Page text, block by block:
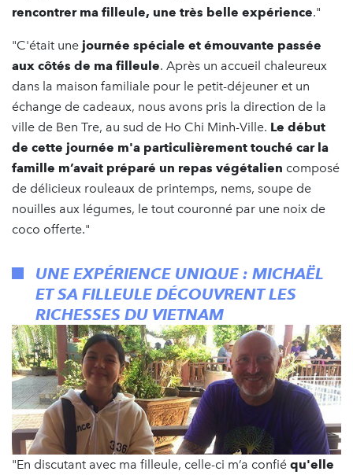
rencontrer ma filleule, une très belle expérience."
"C'était une journée spéciale et émouvante passée
aux côtés de ma filleule. Après un accueil chaleureux
dans la maison familiale pour le petit-déjeuner et un
échange de cadeaux, nous avons pris la direction de la
ville de Ben Tre, au sud de Ho Chi Minh-Ville. Le début
de cette journée m'a particulièrement touché car la
famille m’avait préparé un repas végétalien composé
de délicieux rouleaux de printemps, nems, soupe de
nouilles aux légumes, le tout couronné par une noix de
coco offerte."
UNE EXPÉRIENCE UNIQUE : MICHAËL
ET SA FILLEULE DÉCOUVRENT LES
RICHESSES DU VIETNAM
"En discutant avec ma filleule, celle-ci m’a confié qu'elle